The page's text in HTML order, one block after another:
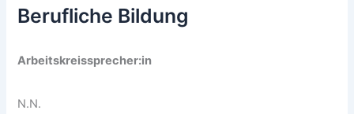
Berufliche Bildung
Arbeitskreissprecher:in
N.N.